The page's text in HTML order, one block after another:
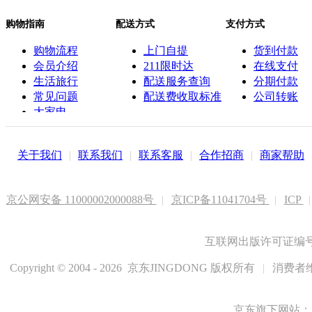
购物指南
购物流程
会员介绍
生活旅行
常见问题
大家电
联系客服
配送方式
上门自提
211限时达
配送服务查询
配送费收取标准
支付方式
货到付款
在线支付
分期付款
公司转账
关于我们 | 联系我们 | 联系客服 | 合作招商 | 商家帮助
京公网安备 11000002000088号 | 京ICP备11041704号 | ICP |
互联网出版许可证编
Copyright © 2004 - 2026 京东JINGDONG 版权所有 | 消费者
京东旗下网站：